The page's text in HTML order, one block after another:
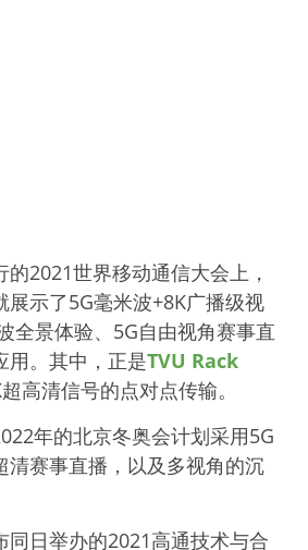
2021世界移动通信大会上，
展示了5G毫米波+8K广播级视
全景体验、5G自由视角赛事直
用。其中，正是TVU Rack
高清信号的点对点传输。
年的北京冬奥会计划采用5G
清赛事直播，以及多视角的沉
同日举办的2021高通技术与合